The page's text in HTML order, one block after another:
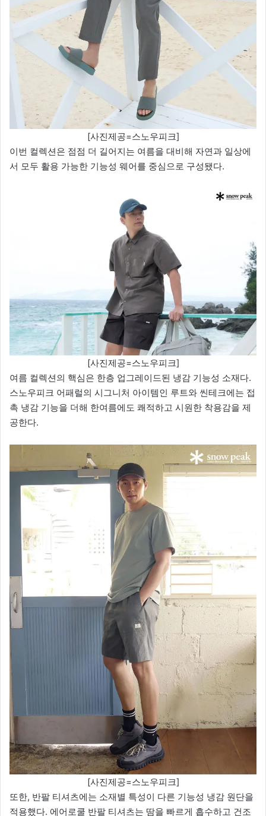
[사진제공=스노우피크]
이번 컬렉션은 점점 더 길어지는 여름을 대비해 자연과 일상에
서 모두 활용 가능한 기능성 웨어를 중심으로 구성됐다.
[사진제공=스노우피크]
여름 컬렉션의 핵심은 한층 업그레이드된 냉감 기능성 소재다.
스노우피크 어패럴의 시그니처 아이템인 루트와 씬테크에는 접
촉 냉감 기능을 더해 한여름에도 쾌적하고 시원한 착용감을 제
공한다.
[사진제공=스노우피크]
또한, 반팔 티셔츠에는 소재별 특성이 다른 기능성 냉감 원단을
적용했다. 에어로쿨 반팔 티셔츠는 땀을 빠르게 흡수하고 건조